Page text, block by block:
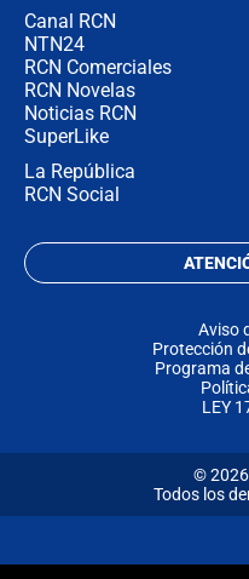
Canal RCN
NTN24
RCN Comerciales
RCN Novelas
Noticias RCN
SuperLike
La República
RCN Social
Aviso
Protección
Programa
LEY
© 2026
Todos los